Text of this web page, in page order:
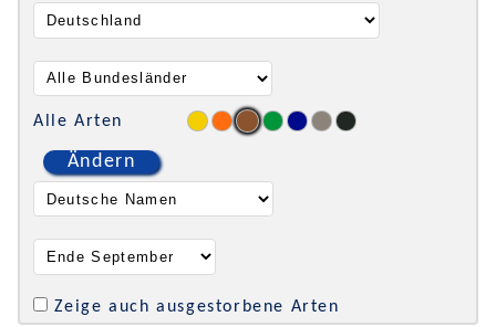
Alle Arten
Ändern
Zeige auch ausgestorbene Arten